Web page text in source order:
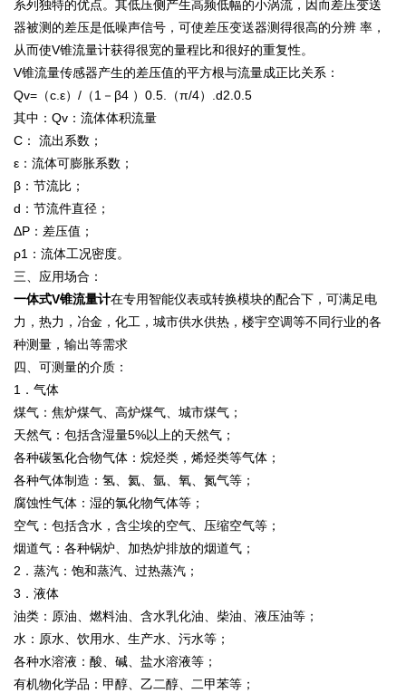
系列独特的优点。其低压侧产生高频低幅的小涡流，因而差压变送
器被测的差压是低噪声信号，可使差压变送器测得很高的分辨 率，
从而使V锥流量计获得很宽的量程比和很好的重复性。
V锥流量传感器产生的差压值的平方根与流量成正比关系：
Qv=（c.ε）/（1－β4 ）0.5.（π/4）.d2.0.5
其中：Qv：流体体积流量
C： 流出系数；
ε：流体可膨胀系数；
β：节流比；
d：节流件直径；
ΔΡ：差压值；
ρ1：流体工况密度。
三、应用场合：
一体式V锥流量计在专用智能仪表或转换模块的配合下，可满足电
力，热力，冶金，化工，城市供水供热，楼宇空调等不同行业的各
种测量，输出等需求
四、可测量的介质：
1．气体
煤气：焦炉煤气、高炉煤气、城市煤气；
天然气：包括含湿量5%以上的天然气；
各种碳氢化合物气体：烷烃类，烯烃类等气体；
各种气体制造：氢、氦、氩、氧、氮气等；
腐蚀性气体：湿的氯化物气体等；
空气：包括含水，含尘埃的空气、压缩空气等；
烟道气：各种锅炉、加热炉排放的烟道气；
2．蒸汽：饱和蒸汽、过热蒸汽；
3．液体
油类：原油、燃料油、含水乳化油、柴油、液压油等；
水：原水、饮用水、生产水、污水等；
各种水溶液：酸、碱、盐水溶液等；
有机物化学品：甲醇、乙二醇、二甲苯等；